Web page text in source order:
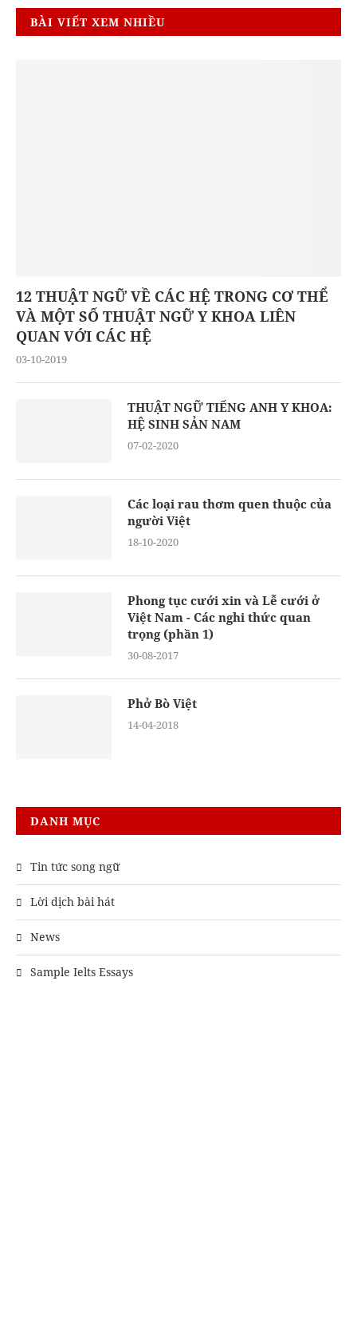
BÀI VIẾT XEM NHIỀU
12 THUẬT NGỮ VỀ CÁC HỆ TRONG CƠ THỂ
VÀ MỘT SỐ THUẬT NGỮ Y KHOA LIÊN
QUAN VỚI CÁC HỆ
03-10-2019
THUẬT NGỮ TIẾNG ANH Y KHOA:
HỆ SINH SẢN NAM
07-02-2020
Các loại rau thơm quen thuộc của
người Việt
18-10-2020
Phong tục cưới xin và Lễ cưới ở
Việt Nam - Các nghi thức quan
trọng (phần 1)
30-08-2017
Phở Bò Việt
14-04-2018
DANH MỤC
Tin tức song ngữ
Lời dịch bài hát
News
Sample Ielts Essays